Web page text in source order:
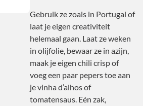
Gebruik ze zoals in Portugal of
laat je eigen creativiteit
helemaal gaan. Laat ze weken
in olijfolie, bewaar ze in azijn,
maak je eigen chili crisp of
voeg een paar pepers toe aan
je vinha d’alhos of
tomatensaus. Eén zak,